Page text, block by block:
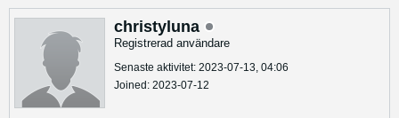
christyluna
Registrerad användare
Senaste aktivitet: 2023-07-13, 04:06
Joined: 2023-07-12